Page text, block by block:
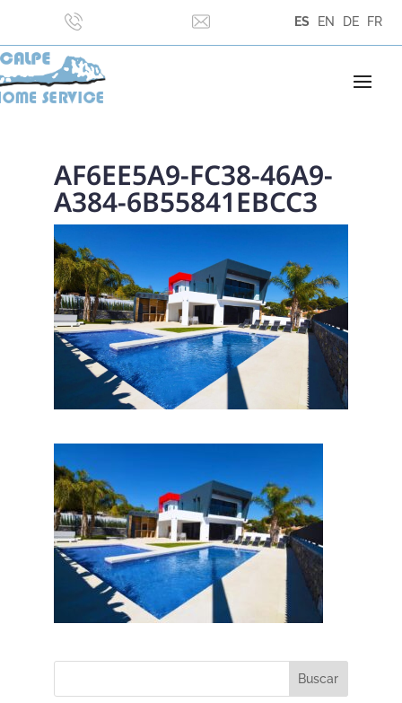
ES EN DE FR
AF6EE5A9-FC38-46A9-
A384-6B55841EBCC3